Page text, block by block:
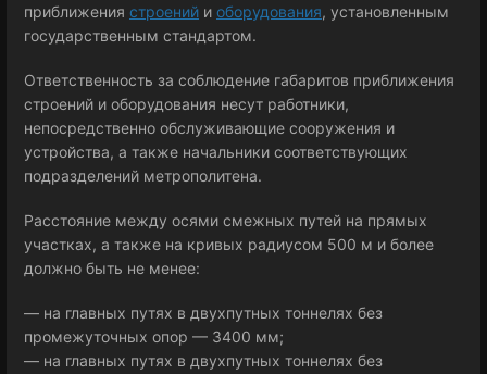
приближения строений и оборудования, установленным
государственным стандартом.
Ответственность за соблюдение габаритов приближения
строений и оборудования несут работники,
непосредственно обслуживающие сооружения и
устройства, а также начальники соответствующих
подразделений метрополитена.
Расстояние между осями смежных путей на прямых
участках, а также на кривых радиусом 500 м и более
должно быть не менее:
— на главных путях в двухпутных тоннелях без
промежуточных опор — 3400 мм;
— на главных путях в двухпутных тоннелях без